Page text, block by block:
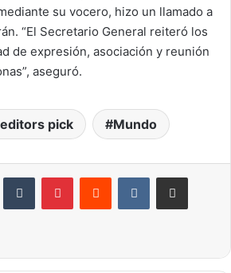
su vocero, hizo un llamado a
“El Secretario General reiteró los
de expresión, asociación y reunión
aseguró.
pick Mundo